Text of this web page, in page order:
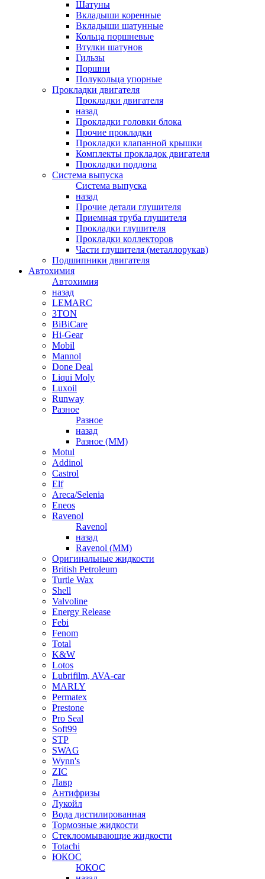
Шатуны
Вкладыши коренные
Вкладыши шатунные
Кольца поршневые
Втулки шатунов
Гильзы
Поршни
Полукольца упорные
Прокладки двигателя
Прокладки двигателя
назад
Прокладки головки блока
Прочие прокладки
Прокладки клапанной крышки
Комплекты прокладок двигателя
Прокладки поддона
Система выпуска
Система выпуска
назад
Прочие детали глушителя
Приемная труба глушителя
Прокладки глушителя
Прокладки коллекторов
Части глушителя (металлорукав)
Подшипники двигателя
Автохимия
Автохимия
назад
LEMARC
3TON
BiBiCare
Hi-Gear
Mobil
Mannol
Done Deal
Liqui Moly
Luxoil
Runway
Разное
Разное
назад
Разное (ММ)
Motul
Addinol
Castrol
Elf
Areca/Selenia
Eneos
Ravenol
Ravenol
назад
Ravenol (ММ)
Оригинальные жидкости
British Petroleum
Turtle Wax
Shell
Valvoline
Energy Release
Febi
Fenom
Total
K&W
Lotos
Lubrifilm, AVA-car
MARLY
Permatex
Prestone
Pro Seal
Soft99
STP
SWAG
Wynn's
ZIC
Лавр
Антифризы
Лукойл
Вода дистилированная
Тормозные жидкости
Стеклоомывающие жидкости
Totachi
ЮКОС
ЮКОС